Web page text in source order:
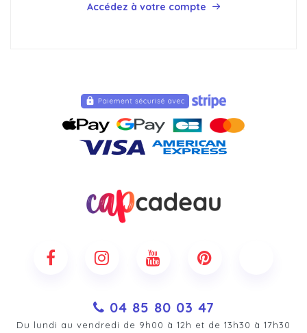
Accédez à votre compte
04 85 80 03 47
Du lundi au vendredi de 9h00 à 12h et de 13h30 à 17h30